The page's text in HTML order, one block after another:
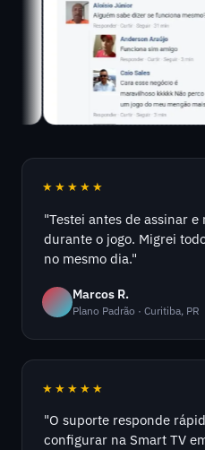
★★★★★
"Testei antes de assinar
durante o jogo. Migrei
no mesmo dia."
Marcos R.
Plano Padrão · Curitiba, PR
★★★★★
"O suporte responde
configurar na Smart TV